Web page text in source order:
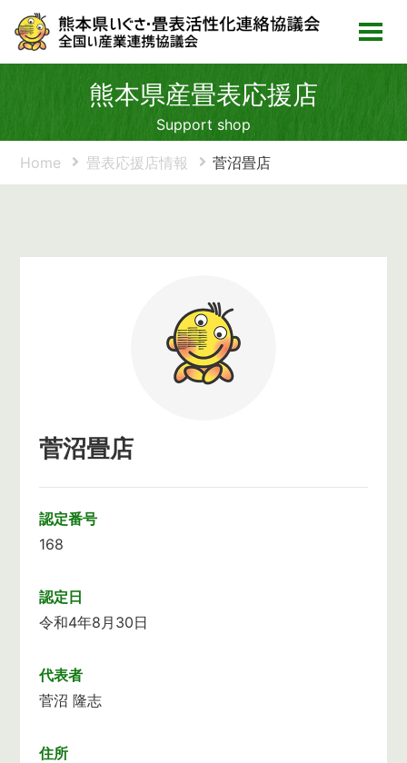
熊本県産畳表応援店
Support shop
Home 畳表応援店情報 菅沼畳店
菅沼畳店
認定番号
168
認定日
令和4年8月30日
代表者
菅沼 隆志
住所